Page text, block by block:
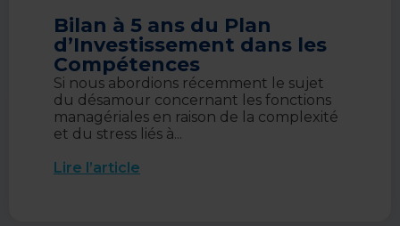
Bilan à 5 ans du Plan
d’Investissement dans les
Compétences
Si nous abordions récemment le sujet
du désamour concernant les fonctions
managériales en raison de la complexité
et du stress liés à...
Lire l’article